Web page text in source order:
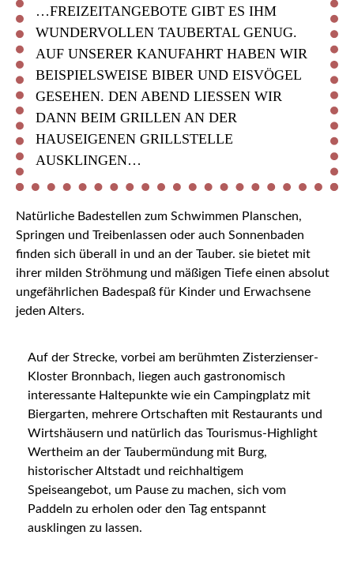
…FREIZEITANGEBOTE GIBT ES IHM
WUNDERVOLLEN TAUBERTAL GENUG.
AUF UNSERER KANUFAHRT HABEN WIR
BEISPIELSWEISE BIBER UND EISVÖGEL
GESEHEN. DEN ABEND LIESSEN WIR D
ANN BEIM GRILLEN AN DER H
AUSEIGENEN GRILLSTELLE A
USKLINGEN…
Natürliche Badestellen zum Schwimmen Planschen,
Springen und Treibenlassen oder auch Sonnenbaden
finden sich überall in und an der Tauber. sie bietet mit
ihrer milden Ströhmung und mäßigen Tiefe einen absolut
ungefährlichen Badespaß für Kinder und Erwachsene
jeden Alters.
Auf der Strecke, vorbei am berühmten Zisterzienser-
Kloster Bronnbach, liegen auch gastronomisch
interessante Haltepunkte wie ein Campingplatz mit
Biergarten, mehrere Ortschaften mit Restaurants und
Wirtshäusern und natürlich das Tourismus-Highlight
Wertheim an der Taubermündung mit Burg,
historischer Altstadt und reichhaltigem
Speiseangebot, um Pause zu machen, sich vom
Paddeln zu erholen oder den Tag entspannt
ausklingen zu lassen.